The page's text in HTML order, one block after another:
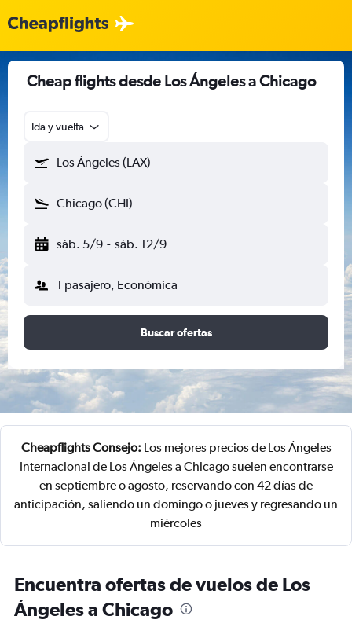
Cheap flights desde Los Ángeles a Chicago
Ida y vuelta
Los Ángeles (LAX)
Chicago (CHI)
sáb. 5/9 - sáb. 12/9
1 pasajero, Económica
Buscar ofertas
Cheapflights Consejo: Los mejores precios de Los Ángeles
Internacional de Los Ángeles a Chicago suelen encontrarse
en septiembre o agosto, reservando con 42 días de
anticipación, saliendo un domingo o jueves y regresando un
miércoles
Encuentra ofertas de vuelos de Los
Ángeles a Chicago